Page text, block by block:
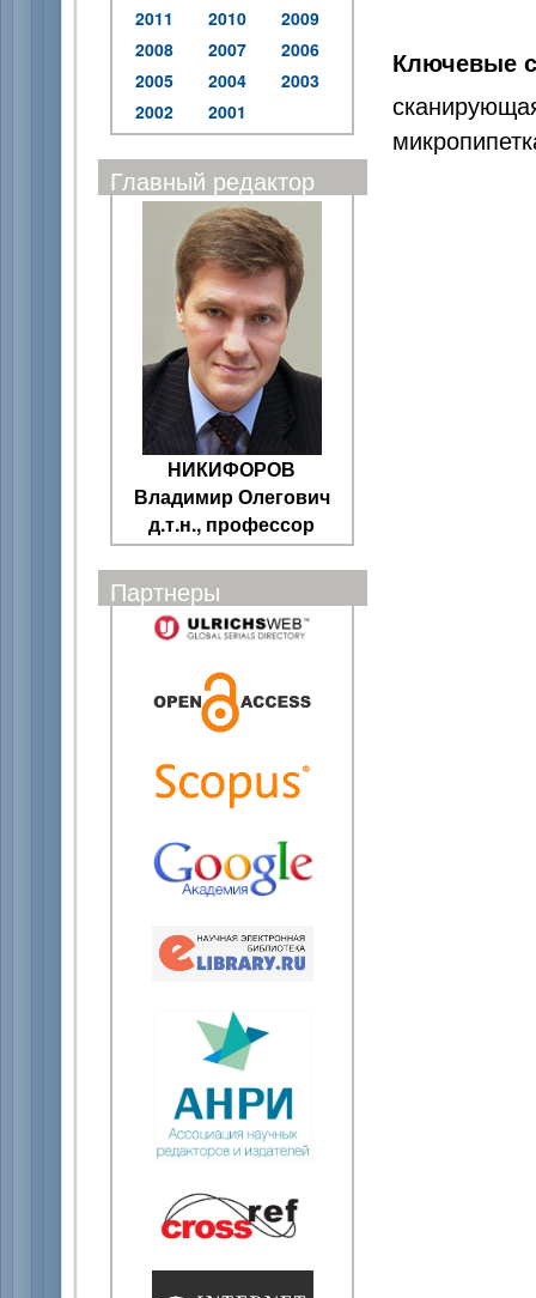
2011
2010
2009
2008
2007
2006
2005
2004
2003
2002
2001
Главный редактор
НИКИФОРОВ
Владимир Олегович
д.т.н., профессор
Партнеры
Ключевые